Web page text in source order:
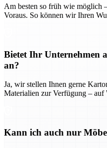
Am besten so früh wie möglich
Voraus. So können wir Ihren
Bietet Ihr Unternehmen
an?
Ja, wir stellen Ihnen gerne
Materialien zur Verfügung –
Kann ich auch nur